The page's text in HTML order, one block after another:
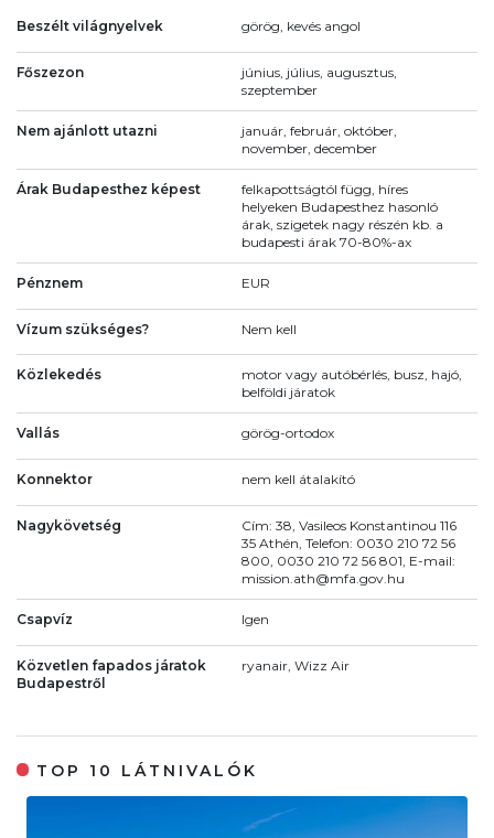
Beszélt világnyelvek görög, kevés angol
Főszezon
június, július, augusztus,
szeptember
Nem ajánlott utazni
január, február, október,
november, december
Árak Budapesthez képest
felkapottságtól függ, híres
helyeken Budapesthez hasonló
árak, szigetek nagy részén kb. a
budapesti árak 70-80%-ax
Pénznem EUR
Vízum szükséges? Nem kell
Közlekedés
motor vagy autóbérlés, busz, hajó,
belföldi járatok
Vallás görög-ortodox
Konnektor nem kell átalakító
Nagykövetség
Cím: 38, Vasileos Konstantinou 116
35 Athén, Telefon: 0030 210 72 56
800, 0030 210 72 56 801, E-mail:
mission.ath@mfa.gov.hu
Csapvíz Igen
Közvetlen fapados járatok
Budapestről
ryanair, Wizz Air
TOP 10 LÁTNIVALÓK